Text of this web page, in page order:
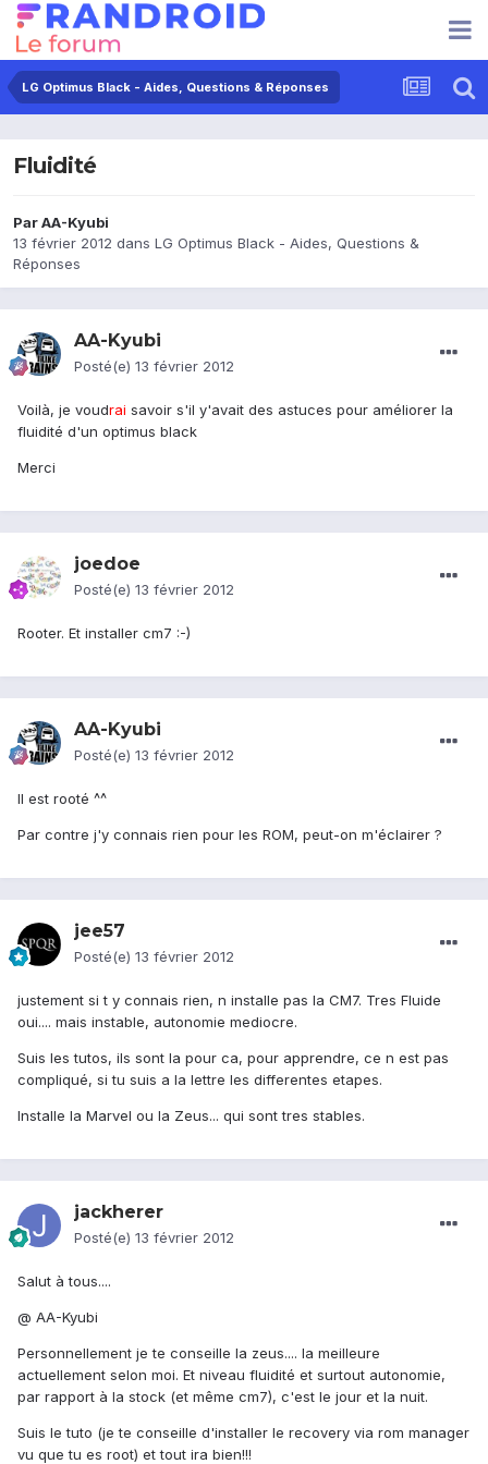
LG Optimus Black - Aides, Questions & Réponses
Fluidité
ParAA-Kyubi
13 février 2012 dans LG Optimus Black - Aides, Questions &
Réponses
AA-Kyubi
Posté(e) 13 février 2012
Voilà, je voudrai savoir s'il y'avait des astuces pour améliorer la
fluidité d'un optimus black
Merci
joedoe
Posté(e) 13 février 2012
Rooter. Et installer cm7 :-)
AA-Kyubi
Posté(e) 13 février 2012
Il est rooté ^^
Par contre j'y connais rien pour les ROM, peut-on m'éclairer ?
jee57
Posté(e) 13 février 2012
justement si t y connais rien, n installe pas la CM7. Tres Fluide
oui.... mais instable, autonomie mediocre.
Suis les tutos, ils sont la pour ca, pour apprendre, ce n est pas
compliqué, si tu suis a la lettre les differentes etapes.
Installe la Marvel ou la Zeus... qui sont tres stables.
jackherer
Posté(e) 13 février 2012
Salut à tous....
@ AA-Kyubi
Personnellement je te conseille la zeus.... la meilleure
actuellement selon moi. Et niveau fluidité et surtout autonomie,
par rapport à la stock (et même cm7), c'est le jour et la nuit.
Suis le tuto (je te conseille d'installer le recovery via rom manager
vu que tu es root) et tout ira bien!!!